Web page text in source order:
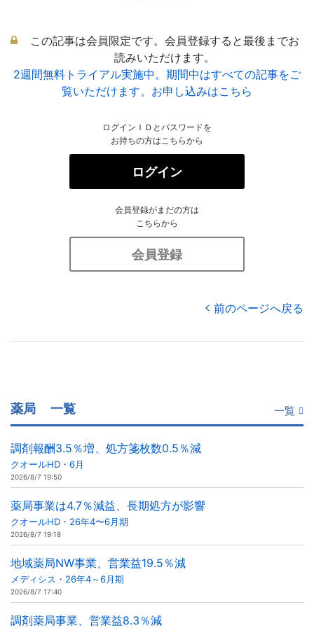
この記事は会員限定です。会員登録すると最後までお
読みいただけます。
2週間無料トライアル実施中。期間中はすべての記事をご
覧いただけます。お申し込みはこちら
ログインＩＤとパスワードを
お持ちの方はこちらから
ログイン
会員登録がまだの方は
こちらから
会員登録
前のページへ戻る
薬局 一覧 一覧
調剤報酬3.5％増、処方箋枚数0.5％減
クオールHD・6月
2026/8/7 19:50
薬局事業は4.7％減益、長期処方が影響
クオールHD・26年4〜6月期
2026/8/7 19:18
地域薬局NW事業、営業益19.5％減
メディシス・26年4～6月期
2026/8/7 17:40
調剤薬局事業、営業益8.3％減